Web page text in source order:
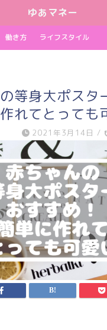
ゆあマネー
働き方 ライフスタイル
の等身大ポスタ
れてとっても
2021年3月14日 /